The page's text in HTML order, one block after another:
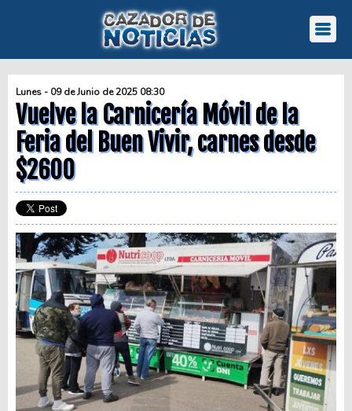
Lunes - 09 de Junio de 2025 08:30
Vuelve la Carnicería Móvil de la
Feria del Buen Vivir, carnes desde
$2600